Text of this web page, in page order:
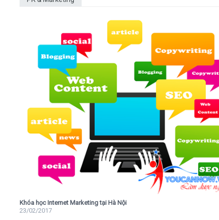
Khóa học Internet Marketing tại Hà Nội
23/02/2017